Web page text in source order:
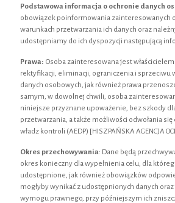
Podstawowa informacja o ochronie danych
obowiązek poinformowania zainteresowanych
warunkach przetwarzania ich danych oraz
udostępniamy do ich dyspozycji następującą
Prawa: Osoba zainteresowana jest
rektyfikacji, eliminacji, ograniczenia i sprzeciwu
danych osobowych, jak również prawa
samym, w dowolnej chwili, osoba
niniejsze przyznane upoważenie, bez szkody
przetwarzania, a także możliwości odwołania
władz kontroli (AEDP) [HISZPAŃSKA AGENCJA
Okres przechowywania: Dane będą
okres konieczny dla wypełnienia celu, dla
udostępnione, jak również obowiązków
mogłyby wynikać z udostępnionych danych
wymogu prawnego, przy późniejszym ich